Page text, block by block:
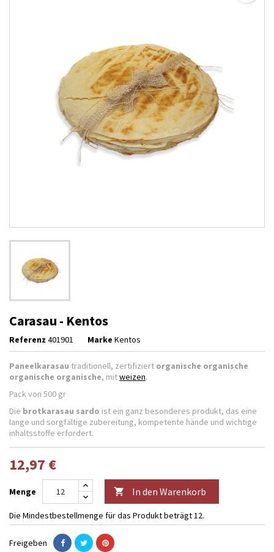
Carasau - Kentos
Referenz 401901 Marke Kentos
Paneelkarasau traditionell, zertifiziert organische organische
organische organische, mitweizen.
Pack von 500 gr
Die brotkarasau sardo ist ein ganz besonderes produkt, das eine
lange und sorgfältige zubereitung, kompetente hände und wichtige
inhaltsstoffe erfordert.
12,97 €
Menge  In den Warenkorb
Die Mindestbestellmenge für das Produkt beträgt 12.
Freigeben